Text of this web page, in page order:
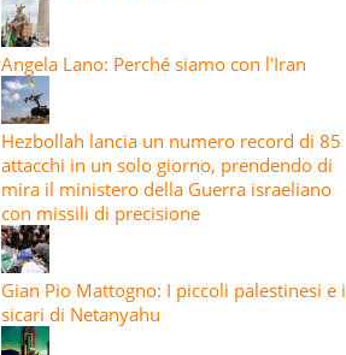
Angela Lano: Perché siamo con l'Iran
Hezbollah lancia un numero record di 85
attacchi in un solo giorno, prendendo di
mira il ministero della Guerra israeliano
con missili di precisione
Gian Pio Mattogno: I piccoli palestinesi e i
sicari di Netanyahu